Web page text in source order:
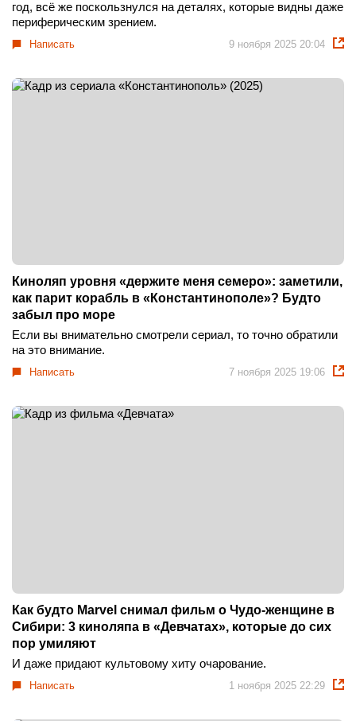
год, всё же поскользнулся на деталях, которые видны даже
периферическим зрением.
Написать 9 ноября 2025 20:04
Киноляп уровня «держите меня семеро»: заметили,
как парит корабль в «Константинополе»? Будто
забыл про море
Если вы внимательно смотрели сериал, то точно обратили
на это внимание.
Написать 7 ноября 2025 19:06
Как будто Marvel снимал фильм о Чудо-женщине в
Сибири: 3 киноляпа в «Девчатах», которые до сих
пор умиляют
И даже придают культовому хиту очарование.
Написать 1 ноября 2025 22:29